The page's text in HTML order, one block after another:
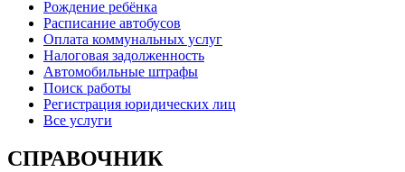
Рождение ребёнка
Расписание автобусов
Оплата коммунальных услуг
Налоговая задолженность
Автомобильные штрафы
Поиск работы
Регистрация юридических лиц
Все услуги
СПРАВОЧНИК